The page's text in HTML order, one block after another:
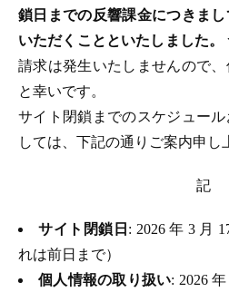
鎖日までの反響課金につきま
いただくことといたしました。
請求は発生いたしませんので
と幸いです。
サイト閉鎖までのスケジュー
しては、下記の通りご案内申し
記
サイト閉鎖日 : 2026 年 3 月
れは前日まで）
個人情報の取り扱い: 2026